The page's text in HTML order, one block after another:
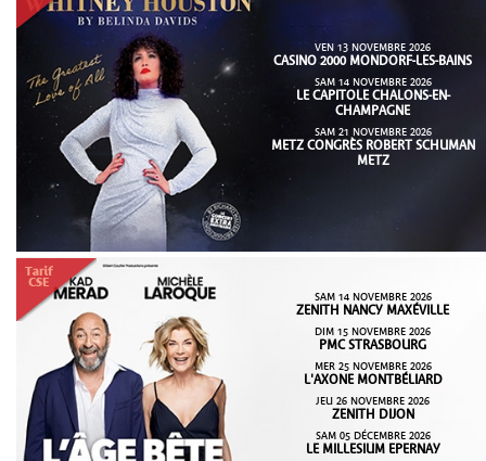
VEN 13 NOVEMBRE 2026
CASINO 2000 MONDORF-LES-BAINS
SAM 14 NOVEMBRE 2026
LE CAPITOLE CHALONS-EN-
CHAMPAGNE
SAM 21 NOVEMBRE 2026
METZ CONGRÈS ROBERT SCHUMAN
METZ
SAM 14 NOVEMBRE 2026
ZENITH NANCY MAXÉVILLE
DIM 15 NOVEMBRE 2026
PMC STRASBOURG
MER 25 NOVEMBRE 2026
L'AXONE MONTBÉLIARD
JEU 26 NOVEMBRE 2026
ZENITH DIJON
SAM 05 DÉCEMBRE 2026
LE MILLESIUM EPERNAY